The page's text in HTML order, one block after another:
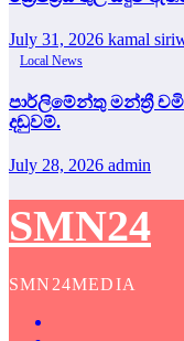
July 31, 2026 kamal
Local News
පාර්ලිමේන්තු මන්ත්‍රී
දඬුවම්.
July 28, 2026 admin
SMN24
SMN24MEDIA